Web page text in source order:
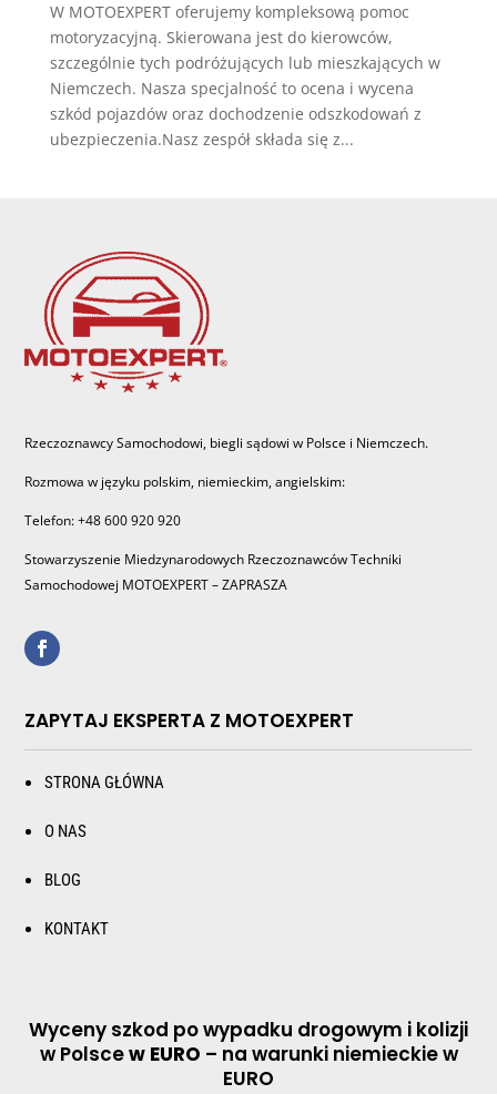
W MOTOEXPERT oferujemy kompleksową pomoc
motoryzacyjną. Skierowana jest do kierowców,
szczególnie tych podróżujących lub mieszkających w
Niemczech. Nasza specjalność to ocena i wycena
szkód pojazdów oraz dochodzenie odszkodowań z
ubezpieczenia.Nasz zespół składa się z...
Rzeczoznawcy Samochodowi, biegli sądowi w Polsce i Niemczech.
Rozmowa w języku polskim, niemieckim, angielskim:
Telefon: +48 600 920 920
Stowarzyszenie Miedzynarodowych Rzeczoznawców Techniki
Samochodowej MOTOEXPERT – ZAPRASZA
ZAPYTAJ EKSPERTA Z MOTOEXPERT
STRONA GŁÓWNA
O NAS
BLOG
KONTAKT
Wyceny szkod po wypadku drogowym i kolizji
w Polscew EURO – na warunki niemieckie w
EURO